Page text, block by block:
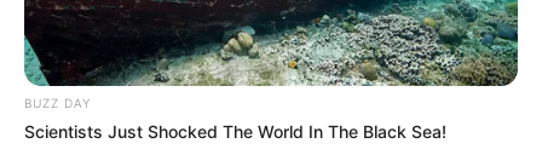
(foto: hazelfishercreations)
BUZZ DAY
Scientists Just Shocked The World In The Black Sea!